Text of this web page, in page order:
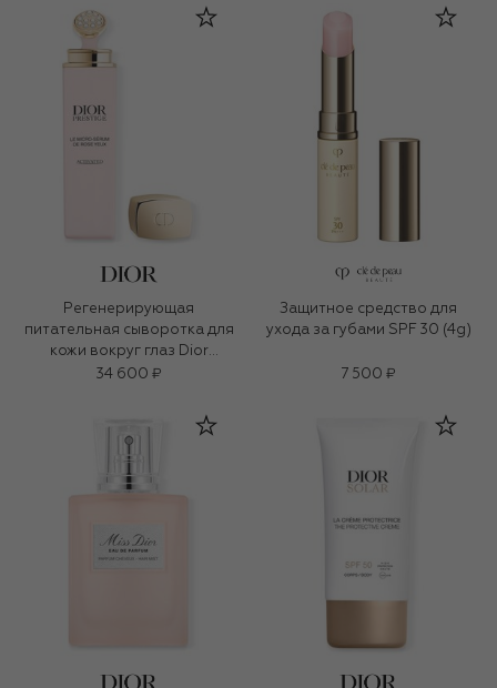
Регенерирующая
питательная сыворотка для
кожи вокруг глаз Dior
Prestige (20ml)
34 600 ₽
Защитное средство для
ухода за губами SPF 30 (4g)
7 500 ₽